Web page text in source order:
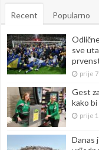
Recent Popularno
sve
prije
Gest
kako
prije
Danas